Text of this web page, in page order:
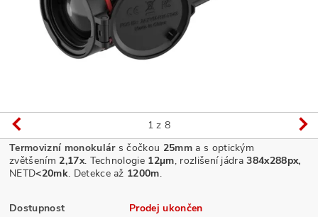
1 z 8
Termovizní monokulárs čočkou 25mma s optickým
zvětšením 2,17x. Technologie 12µm, rozlišení jádra384x288px,
NETD<20mk. Detekce až 1200m.
Dostupnost Prodej ukončen